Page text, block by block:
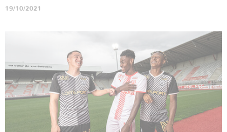
19/10/2021